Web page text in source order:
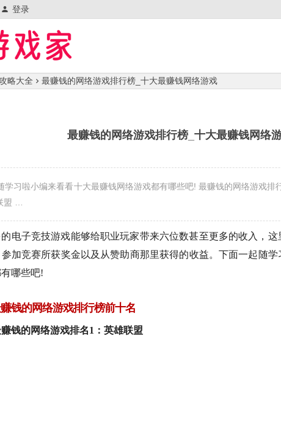
登录
略大全 最赚钱的网络游戏排行榜_十大最赚钱网络游戏
最赚钱的网络游戏排行榜_十大最赚钱网络
学习啦小编来看看十大最赚钱网络游戏都有哪些吧! 最赚钱的网络游戏排
盟 …
电子竞技游戏能够给职业玩家带来六位数甚至更多的收入，这
加竞赛所获奖金以及从赞助商那里获得的收益。下面一起随
哪些吧!
的网络游戏排行榜前十名
的网络游戏排名1：英雄联盟